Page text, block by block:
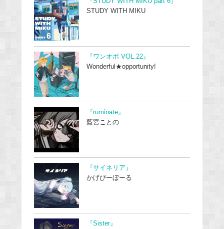
STUDY WITH MIKU
『ワンオポ VOL.22』
Wonderful★opportunity!
『ruminate』
藍宮ことの
『サイネリア』
かげぴーぼーる
『Sister』